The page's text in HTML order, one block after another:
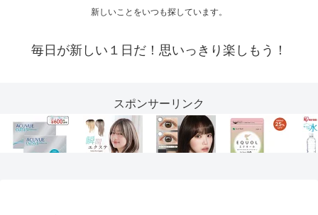
新しいことをいつも探しています。
毎日が新しい１日だ！思いっきり楽しもう！
スポンサーリンク